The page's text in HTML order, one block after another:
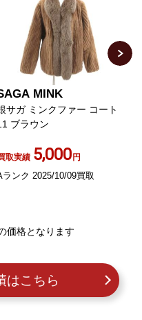
MINK
サガ ミンクファー コート
ブラウン
取実績 5,000円
ランク 2025/10/09買取
価格となります
はこちら